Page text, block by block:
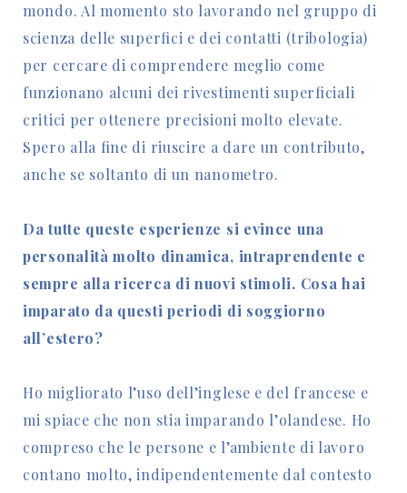
mondo. Al momento sto lavorando nel gruppo di
scienza delle superfici e dei contatti (tribologia)
per cercare di comprendere meglio come
funzionano alcuni dei rivestimenti superficiali
critici per ottenere precisioni molto elevate.
Spero alla fine di riuscire a dare un contributo,
anche se soltanto di un nanometro.
Da tutte queste esperienze si evince una
personalità molto dinamica, intraprendente e
sempre alla ricerca di nuovi stimoli. Cosa hai
imparato da questi periodi di soggiorno
all’estero?
Ho migliorato l’uso dell’inglese e del francese e
mi spiace che non stia imparando l’olandese. Ho
compreso che le persone e l’ambiente di lavoro
contano molto, indipendentemente dal contesto